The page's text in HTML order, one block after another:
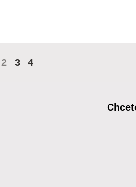
2 3 4